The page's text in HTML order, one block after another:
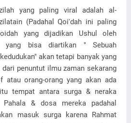
yang paling viral adalah al-
(Padahal Qoi'dah ini paling
yang dijadikan Ushul oleh
yang bisa diartikan " Sebuah
akan tetapi banyak yang
penuntut ilmu zaman sekarang
atau orang-orang yang akan ada
tempat antara surga & neraka
Pahala & dosa mereka padahal
masuk surga karena Rahmat